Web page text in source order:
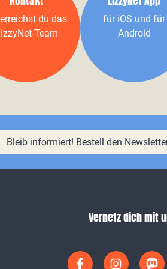
du das
Team
für iOS und für
Android
Bleib informiert! Bestell den
Vernetz dich mit